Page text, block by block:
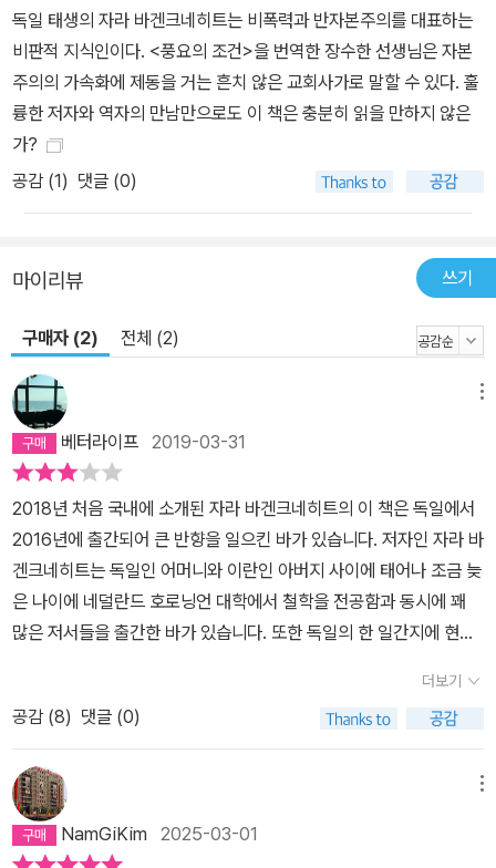
은 본래의 이상을 실현할 수 있을 것으로 전망한다. 바겐크네히트는
오늘의 자본주의를 변혁하기 위해서 많은 사람이 당연하게 받아들이
는 ‘소유권’ 자체를 다시 생각해 보자고 제안한다. 아리스토텔레스로
부터 시작해 존 로크 그리고 최근에 이르기까지 오늘의 소유권 사상
이 어떻게 정착하게 되었는지 그 역사를 차근히 되돌아봄으로써 그녀
는 너무나 확고해서 도무지 움직일 수 없다고 생각하기 쉬운 오늘날
한다면 자본주의가 이룩한 풍요를 모든 인류가 함께 누리게 될 것으
로 전망한다. 나아가 저자는 자본주의적 탐욕을 제압할 실제적인 새
로운 소유 형태들을 제안한다. 아무런 성과도 내지 않고 책임도 지지
않으면서 소유주들이 대부분의 이익을 가져가는 오늘의 주식회사 대
신, 개인이 전적인 책임을 지는 개인회사, 회사 지분을 다른 사람에게
팔수 없고 다른 사람이 탈취할 수도 없는 직원들의 회사, 지자체와 같
은 공공 기관이 운영하는 지역공동체회사, 그리고 모든 사람들의 복
지에 이바지하는 공동번영회사 등이 그 대안들이다. 바겐크네히트는
자본주의 세계 경제가 이룩한 풍요를 모든 사람이 함께 누리게 하는
것은 결국 정치의 몫이라는 사실을 직시하면서, 민주주의의 실현이
더 이상 미룰 수 없는 절박한 과제임을 되새긴다. 그리스의 데모스라
는 작은 지역공동체가 민주주의의 기반이었듯이 오늘의 세계 경제 역
시 서로 다른 여러 단위의 각 지역공동체가 주민의 생산 활동을 격려
로 우리를 이끌어 간다. 민주주의의 실현은 이렇게 해서 저자와 독자
기술을 완벽하게 터득하고 있다.” - 남독일 신문 “이 책은 풍부한 아
이디어와 탄탄한 지식을 갖추었으며 또한 지극히 현실적이다. 저자에
게 의심을 품은 자유주의자들마저 진실을 깨닫게 하는데 성공했다.”
독일 태생의 자라 바겐크네히트는 비폭력과 반자본주의를 대표하는
비판적 지식인이다. <풍요의 조건>을 번역한 장수한 선생님은 자본
주의의 가속화에 제동을 거는 흔치 않은 교회사가로 말할 수 있다. 훌
륭한 저자와 역자의 만남만으로도 이 책은 충분히 읽을 만하지 않은
가?
공감 (1) 댓글 (0)
마이리뷰 쓰기
구매자 (2) 전체 (2)
베터라이프 2019-03-31
2018년 처음 국내에 소개된 자라 바겐크네히트의 이 책은 독일에서
2016년에 출간되어 큰 반향을 일으킨 바가 있습니다. 저자인 자라 바
겐크네히트는 독일인 어머니와 이란인 아버지 사이에 태어나 조금 늦
은 나이에 네덜란드 호로닝언 대학에서 철학을 전공함과 동시에 꽤
많은 저서들을 출간한 바가 있습니다. 또한 독일의 한 일간지에 현안
독일의 대표적인 좌파 정치인으로 자리 매김합니다. 이미 역자도 언
급하고 있듯이 그녀는 의회 일정에도 불구하고 그동안 꾸준히 여러
논저들과 연구를 게을리하지 않는 정치인으로 많은 존경을 받고 있습
니다. 그러한 그녀의 정치적 인식과 학문적인 연구물로서 이 책이 갖
고 있는 위상도 크게 다르지 않다고 여겨집니다. 원제는 ‘Reichtum
ohne Gier : Wie wir uns vor dem Kapitalismus retten’이며, 영
더보기
공감 (8) 댓글 (0)
NamGiKim 2025-03-01